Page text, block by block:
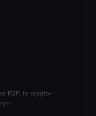
P2P, le crypto-